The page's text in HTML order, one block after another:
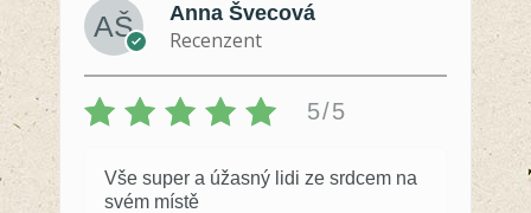
Anna Švecová
Recenzent
5/5
Vše super a úžasný lidi ze srdcem na
svém místě